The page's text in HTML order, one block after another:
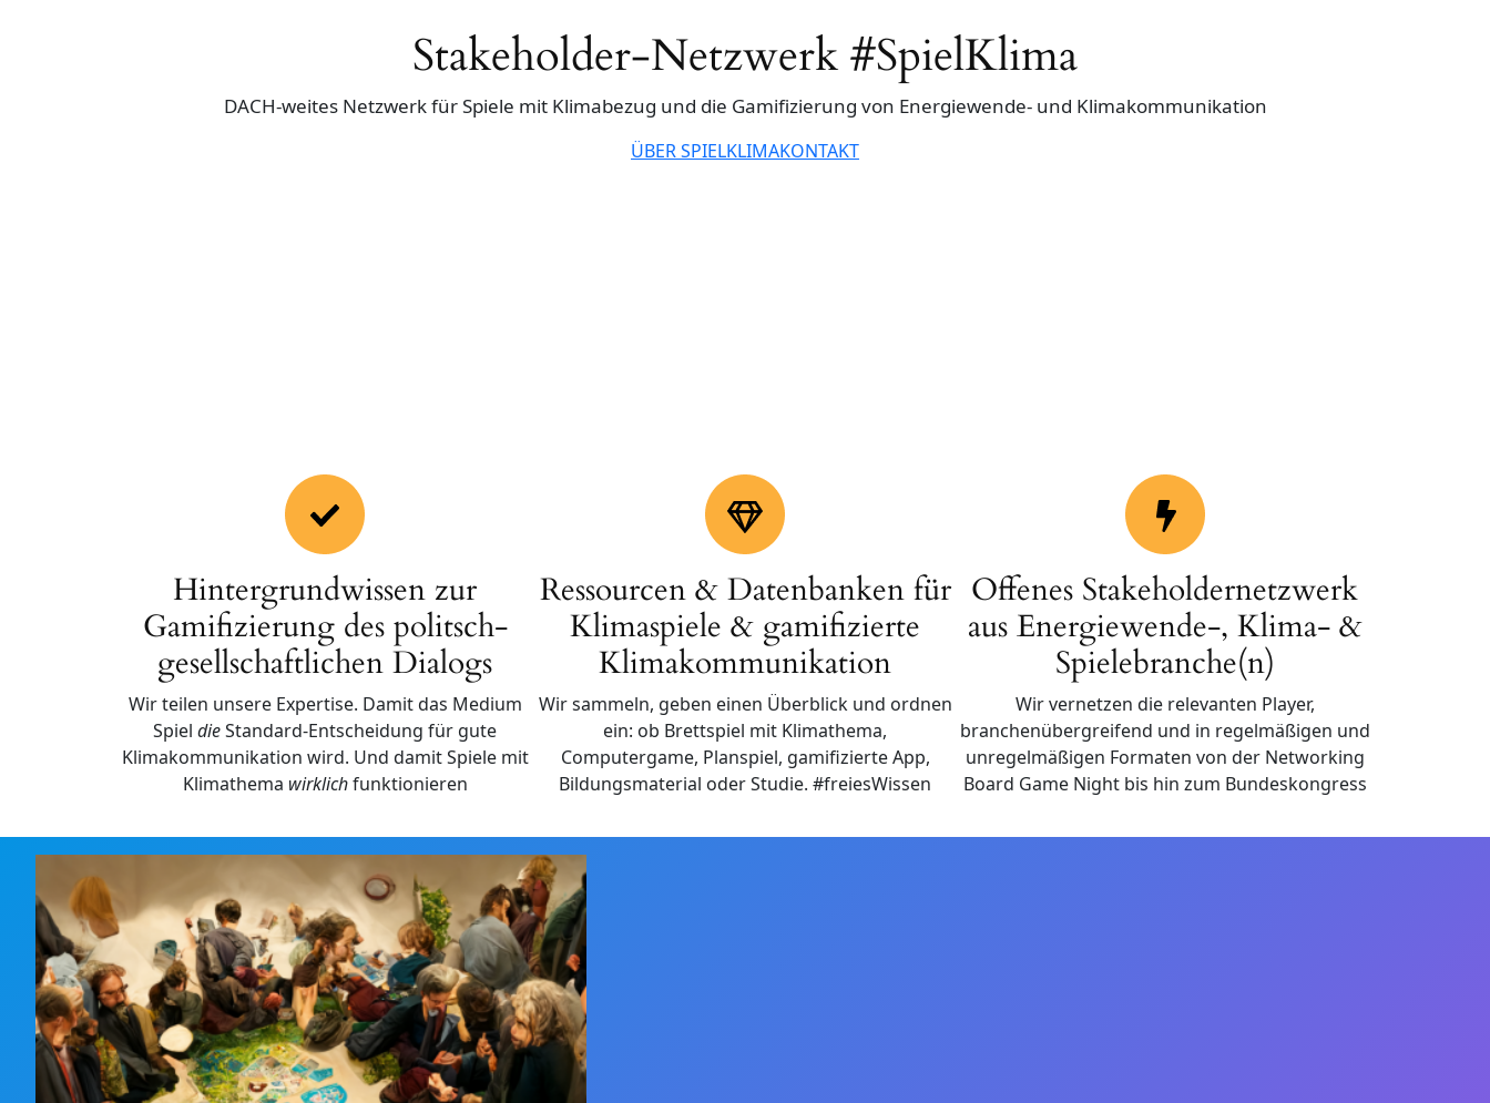
Stakeholder-Netzwerk #SpielKlima
DACH-weites Netzwerk für Spiele mit Klimabezug und die Gamifizierung von Energiewende- und Klimakommunikation
ÜBER SPIELKLIMAKONTAKT
Hintergrundwissen zur
Gamifizierung des politsch-
gesellschaftlichen Dialogs
Wir teilen unsere Expertise. Damit das Medium
SpieldieStandard-Entscheidung für gute
Klimakommunikation wird. Und damit Spiele mit
Klimathema wirklichfunktionieren
Ressourcen & Datenbanken für
Klimaspiele & gamifizierte
Klimakommunikation
Wir sammeln, geben einen Überblick und ordnen
ein: ob Brettspiel mit Klimathema,
Computergame, Planspiel, gamifizierte App,
Bildungsmaterial oder Studie. #freiesWissen
Offenes Stakeholdernetzwerk
aus Energiewende-, Klima- &
Spielebranche(n)
Wir vernetzen die relevanten Player,
branchenübergreifend und in regelmäßigen und
unregelmäßigen Formaten von der Networking
Board Game Night bis hin zum Bundeskongress